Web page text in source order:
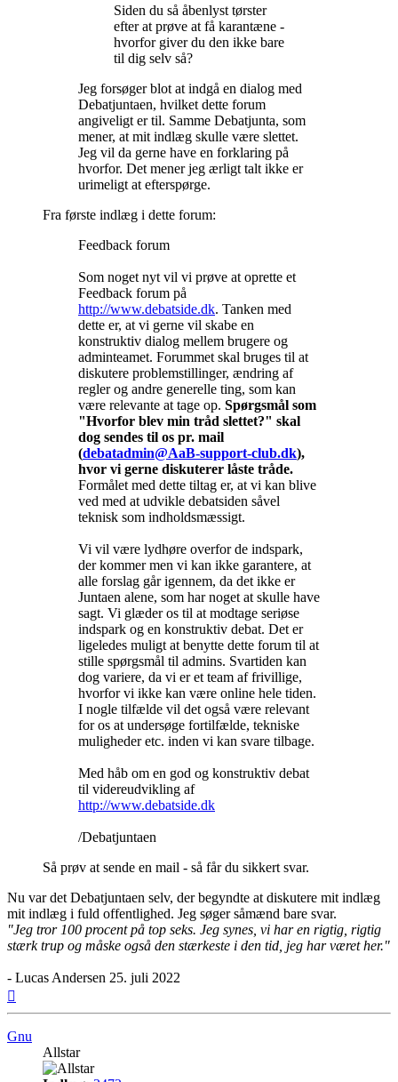
Siden du så åbenlyst tørster
efter at prøve at få karantæne -
hvorfor giver du den ikke bare
til dig selv så?
Jeg forsøger blot at indgå en dialog med
Debatjuntaen, hvilket dette forum
angiveligt er til. Samme Debatjunta, som
mener, at mit indlæg skulle være slettet.
Jeg vil da gerne have en forklaring på
hvorfor. Det mener jeg ærligt talt ikke er
urimeligt at efterspørge.
Fra første indlæg i dette forum:
Feedback forum
Som noget nyt vil vi prøve at oprette et
Feedback forum på
http://www.debatside.dk. Tanken med
dette er, at vi gerne vil skabe en
konstruktiv dialog mellem brugere og
adminteamet. Forummet skal bruges til at
diskutere problemstillinger, ændring af
regler og andre generelle ting, som kan
være relevante at tage op. Spørgsmål som
"Hvorfor blev min tråd slettet?" skal
dog sendes til os pr. mail
(debatadmin@AaB-support-club.dk),
hvor vi gerne diskuterer låste tråde.
Formålet med dette tiltag er, at vi kan blive
ved med at udvikle debatsiden såvel
teknisk som indholdsmæssigt.
Vi vil være lydhøre overfor de indspark,
der kommer men vi kan ikke garantere, at
alle forslag går igennem, da det ikke er
Juntaen alene, som har noget at skulle have
sagt. Vi glæder os til at modtage seriøse
indspark og en konstruktiv debat. Det er
ligeledes muligt at benytte dette forum til at
stille spørgsmål til admins. Svartiden kan
dog variere, da vi er et team af frivillige,
hvorfor vi ikke kan være online hele tiden.
I nogle tilfælde vil det også være relevant
for os at undersøge fortilfælde, tekniske
muligheder etc. inden vi kan svare tilbage.
Med håb om en god og konstruktiv debat
til videreudvikling af
http://www.debatside.dk
/Debatjuntaen
Så prøv at sende en mail - så får du sikkert svar.
Nu var det Debatjuntaen selv, der begyndte at diskutere mit indlæg
mit indlæg i fuld offentlighed. Jeg søger såmænd bare svar.
"Jeg tror 100 procent på top seks. Jeg synes, vi har en rigtig, rigtig
stærk trup og måske også den stærkeste i den tid, jeg har været her."
- Lucas Andersen 25. juli 2022
Gnu
Allstar